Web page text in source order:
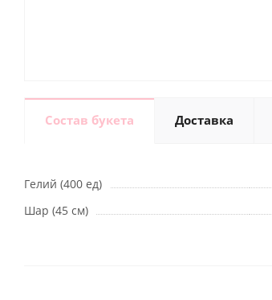
Состав букета Доставка
Гелий (400 ед)
Шар (45 см)